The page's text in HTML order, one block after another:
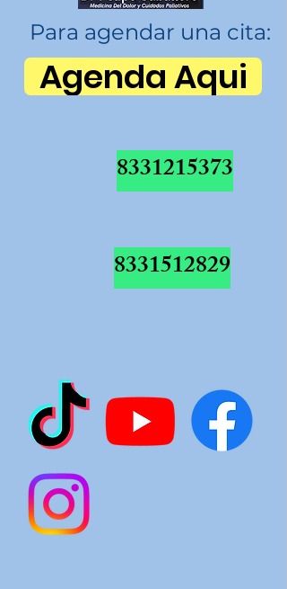
Para agendar una cita:
Agenda Aqui
8331215373
8331512829